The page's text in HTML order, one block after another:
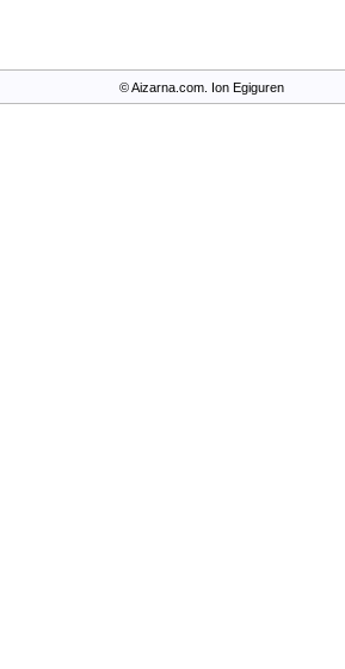
© Aizarna.com. Ion Egiguren